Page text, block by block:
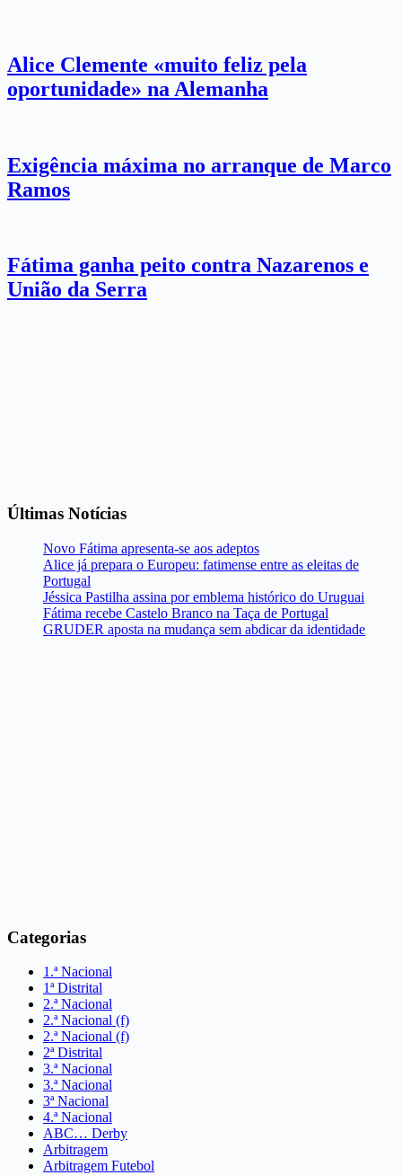
Alice Clemente «muito feliz pela
oportunidade» na Alemanha
Exigência máxima no arranque de Marco
Ramos
Fátima ganha peito contra Nazarenos e
União da Serra
Últimas Notícias
Novo Fátima apresenta-se aos adeptos
Alice já prepara o Europeu: fatimense entre as eleitas de
Portugal
Jéssica Pastilha assina por emblema histórico do Uruguai
Fátima recebe Castelo Branco na Taça de Portugal
GRUDER aposta na mudança sem abdicar da identidade
Categorias
1.ª Nacional
1ª Distrital
2.ª Nacional
2.ª Nacional (f)
2.ª Nacional (f)
2ª Distrital
3.ª Nacional
3.ª Nacional
3ª Nacional
4.ª Nacional
ABC… Derby
Arbitragem
Arbitragem Futebol